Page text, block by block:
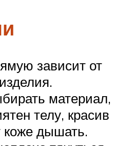
зависит от
материал,
телу, красив
коже дышать.